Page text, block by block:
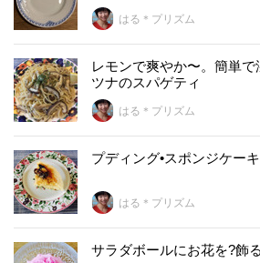
はる＊プリズム
レモンで爽やか〜。簡単
ツナのスパゲティ
はる＊プリズム
プディング•スポンジケーキ
はる＊プリズム
サラダボールにお花を?飾る